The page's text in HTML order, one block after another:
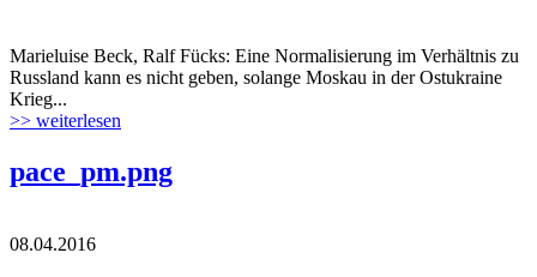
Marieluise Beck, Ralf Fücks: Eine Normalisierung im Verhältnis zu
Russland kann es nicht geben, solange Moskau in der Ostukraine
Krieg...
>> weiterlesen
pace_pm.png
08.04.2016